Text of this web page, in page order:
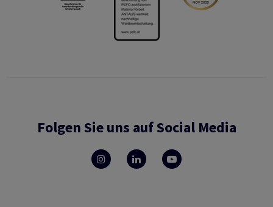
Folgen Sie uns auf Social Media